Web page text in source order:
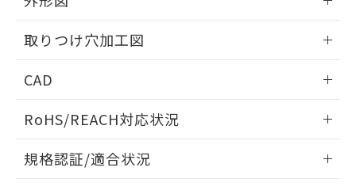
取りつけ穴加工図
CAD
ドすることができます。
ログイン/会員登録
RoHS/REACH対応状況
EU RoHS 注意事項・凡例
規格認証/適合状況
※当社の共同利用者とは、
の共同利用に関して"
の「1.共同利
とができます。
EU RoHS指令（10物質）の非含有証明書
ものではありません。
また、RoHS指令のフタル酸エステル類４
物質の対応では、対応完了までの期間は出
荷製品に未対応品が混在することから備考
欄に対応日を記載しておりました。